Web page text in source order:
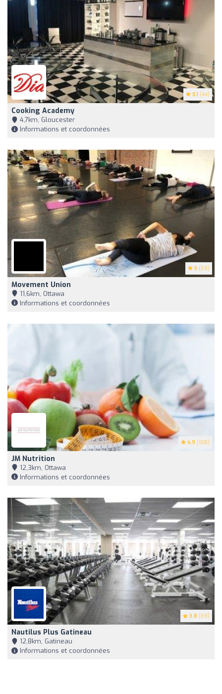
3.1 (44)
Cooking Academy
4,7km, Gloucester
Informations et coordonnées
5 (59)
Movement Union
11,6km, Ottawa
Informations et coordonnées
4.9 (108)
JM Nutrition
12,3km, Ottawa
Informations et coordonnées
3.8 (69)
Nautilus Plus Gatineau
12,8km, Gatineau
Informations et coordonnées